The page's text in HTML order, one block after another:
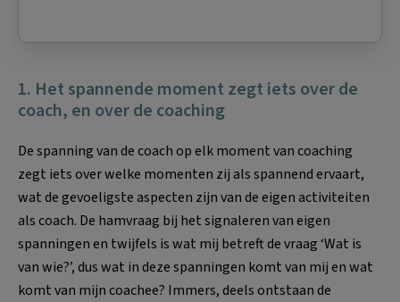
1. Het spannende moment zegt iets over de
coach, en over de coaching
De spanning van de coach op elk moment van coaching
zegt iets over welke momenten zij als spannend ervaart,
wat de gevoeligste aspecten zijn van de eigen activiteiten
als coach. De hamvraag bij het signaleren van eigen
spanningen en twijfels is wat mij betreft de vraag ‘Wat is
van wie?’, dus wat in deze spanningen komt van mij en wat
komt van mijn coachee? Immers, deels ontstaan de